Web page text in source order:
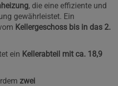
, die eine effiziente und
gewährleistet. Ein
Kellergeschoss bis in das 2.
ein Kellerabteil mit ca. 18,9
zwei